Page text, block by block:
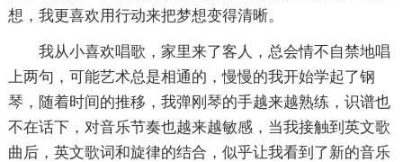
想，我更喜欢用行动来把梦想变得清晰。
我从小喜欢唱歌，家里来了客人，总会情不自禁地唱
上两句，可能艺术总是相通的，慢慢的我开始学起了钢
琴，随着时间的推移，我弹刚琴的手越来越熟练，识谱也
不在话下，对音乐节奏也越来越敏感，当我接触到英文歌
曲后，英文歌词和旋律的结合，似乎让我看到了新的音乐